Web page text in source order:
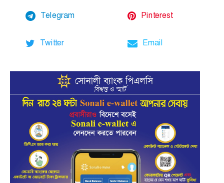
Telegram Pinterest
Twitter Email